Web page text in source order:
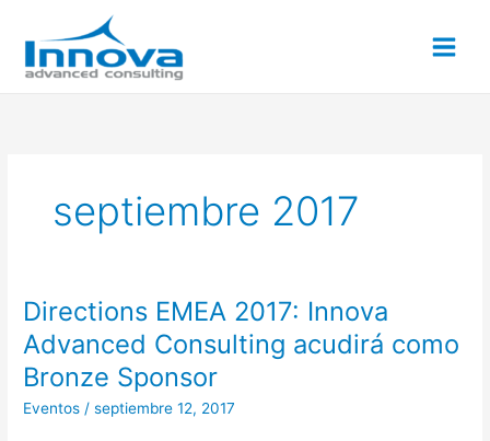
contenido
septiembre 2017
Directions EMEA 2017: Innova
Advanced Consulting acudirá como
Bronze Sponsor
Eventos /septiembre 12, 2017
Directions
EMEA
2017:
Innova
Advanced